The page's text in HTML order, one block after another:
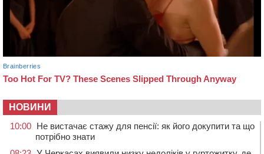
НОВИНИ
10:00 Не вистачає стажу для пенсії: як його докупити та що
потрібно знати